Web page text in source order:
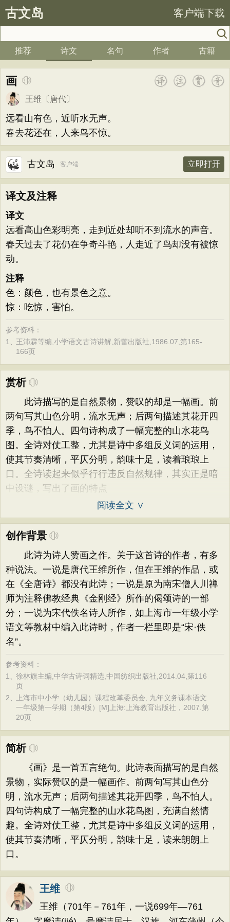
古文岛 客户端下载
推荐 诗文 名句 作者 古籍
画
王维 〔唐代〕
远看山有色，近听水无声。
春去花还在，人来鸟不惊。
古文岛 客户端 立即打开
译文及注释
译文
远看高山色彩明亮，走到近处却听不到流水的声音。
春天过去了花仍在争奇斗艳，人走近了鸟却没有被惊
动。
注释
色：颜色，也有景色之意。
惊：吃惊，害怕。
参考资料：
1、王沛霖等编,小学语文古诗讲解,新蕾出版社,1986.07,第165-
166页
赏析
此诗描写的是自然景物，赞叹的却是一幅画。前
两句写其山色分明，流水无声；后两句描述其花开四
季，鸟不怕人。四句诗构成了一幅完整的山水花鸟
图。全诗对仗工整，尤其是诗中多组反义词的运用，
使其节奏清晰，平仄分明，韵味十足，读着琅琅上
口。全诗读起来似乎行行违反自然规律，其实正是暗
中设谜，写出了画的特点
阅读全文 ∨
创作背景
此诗为诗人赞画之作。关于这首诗的作者，有多
种说法。一说是唐代王维所作，但在王维的作品，或
在《全唐诗》都没有此诗；一说是原为南宋僧人川禅
师为注释佛教经典《金刚经》所作的偈颂诗的一部
分；一说为宋代佚名诗人所作，如上海市一年级小学
语文等教材中编入此诗时，作者一栏里即是“宋·佚
名”。
参考资料：
1、徐林旗主编,中华古诗词精选,中国纺织出版社,2014.04,第116
页
2、
上海市中小学（幼儿园）课程改革委员会, 九年义务课本语文
一年级第一学期（第4版）[M]上海:上海教育出版社，2007.第
20页
简析
《画》是一首五言绝句。此诗表面描写的是自然
景物，实际赞叹的是一幅画作。前两句写其山色分
明，流水无声；后两句描述其花开四季，鸟不怕人。
四句诗构成了一幅完整的山水花鸟图，充满自然情
趣。全诗对仗工整，尤其是诗中多组反义词的运用，
使其节奏清晰，平仄分明，韵味十足，读来朗朗上
口。
王维
王维（701年－761年，一说699年—761